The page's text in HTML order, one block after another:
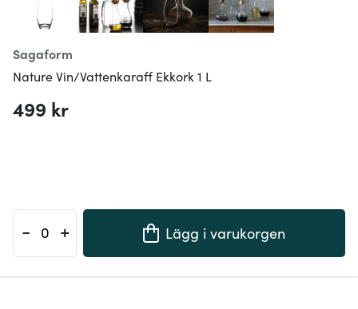
Sagaform
Nature Vin/Vattenkaraff Ekkork 1 L
499 kr
- + Lägg i varukorgen